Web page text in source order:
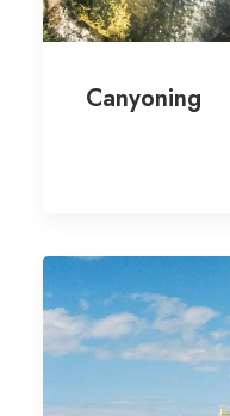
Canyoning